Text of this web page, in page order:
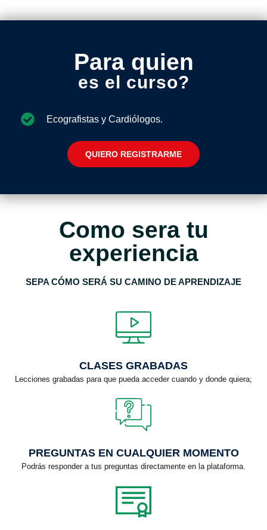
Para quien
es el curso?
Ecografistas y Cardiólogos.
QUIERO REGISTRARME
Como sera tu
experiencia
SEPA CÓMO SERÁ SU CAMINO DE APRENDIZAJE
CLASES GRABADAS
Lecciones grabadas para que pueda acceder cuando y donde quiera;
PREGUNTAS EN CUALQUIER MOMENTO
Podrás responder a tus preguntas directamente en la plataforma.